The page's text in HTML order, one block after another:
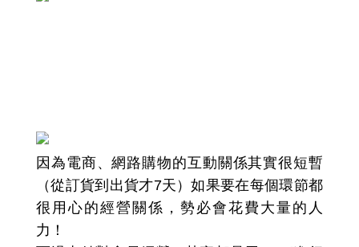
因為電商、網路購物的互動關係其實很短暫
（從訂貨到出貨才7天）如果要在每個環節都
很用心的經營關係，勢必會花費大量的人
力！